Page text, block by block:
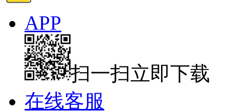
APP
扫一扫立即下载
在线客服